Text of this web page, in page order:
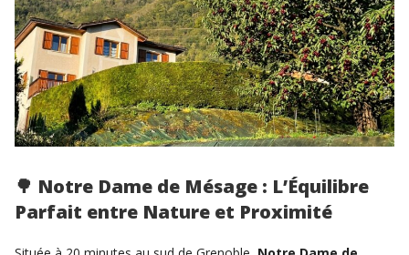
🌳 Notre Dame de Mésage : L’Équilibre
Parfait entre Nature et Proximité